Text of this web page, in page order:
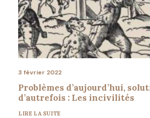
3 février 2022
Problèmes d’aujourd’hui,
d’autrefois : Les incivilités
LIRE LA SUITE